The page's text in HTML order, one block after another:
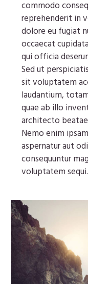
commodo
reprehenderit in
dolore eu fugiat
occaecat
qui officia
Sed ut
sit voluptatem
laudantium,
quae ab illo
architecto
Nemo enim
aspernatur aut
consequuntur
voluptatem sequi.